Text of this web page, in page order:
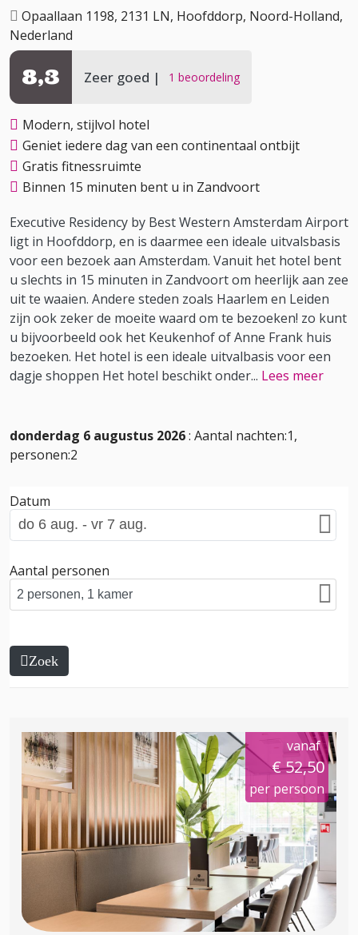
Opaallaan 1198, 2131 LN, Hoofddorp, Noord-Holland,
Nederland
Zeer goed 1 beoordeling
8,3
Modern, stijlvol hotel
Geniet iedere dag van een continentaal ontbijt
Gratis fitnessruimte
Binnen 15 minuten bent u in Zandvoort
Executive Residency by Best Western Amsterdam Airport
ligt in Hoofddorp, en is daarmee een ideale uitvalsbasis
voor een bezoek aan Amsterdam. Vanuit het hotel bent
u slechts in 15 minuten in Zandvoort om heerlijk aan zee
uit te waaien. Andere steden zoals Haarlem en Leiden
zijn ook zeker de moeite waard om te bezoeken! zo kunt
u bijvoorbeeld ook het Keukenhof of Anne Frank huis
bezoeken. Het hotel is een ideale uitvalbasis voor een
dagje shoppen Het hotel beschikt onder... Lees meer
donderdag 6 augustus 2026: Aantal nachten:1,
personen:2
Datum
Aantal personen
Zoek
vanaf
€ 52,50
per persoon